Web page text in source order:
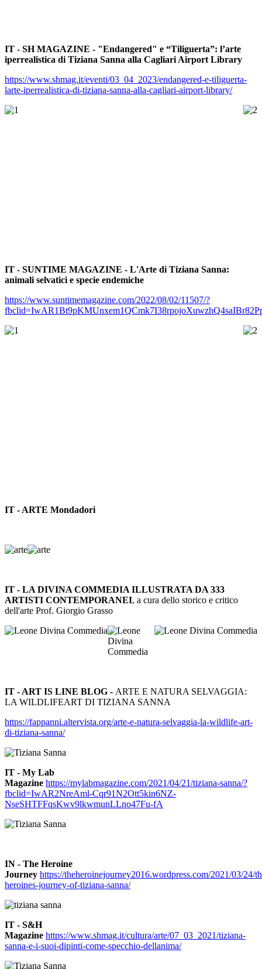
IT - SH MAGAZINE - "Endangered" e “Tiliguerta”: l’arte
iperrealistica di Tiziana Sanna alla Cagliari Airport Library
https://www.shmag.it/eventi/03_04_2023/endangered-e-tiliguerta-
larte-iperrealistica-di-tiziana-sanna-alla-cagliari-airport-library/
IT - SUNTIME MAGAZINE - L'Arte di Tiziana Sanna:
animali selvatici e specie endemiche
https://www.suntimemagazine.com/2022/08/02/11507/?
IT - ARTE Mondadori
IT - LA DIVINA COMMEDIA ILLUSTRATA DA 333
ARTISTI CONTEMPORANEI, a cura dello storico e critico
dell'arte Prof. Giorgio Grasso
IT - ART IS LINE BLOG - ARTE E NATURA SELVAGGIA:
LA WILDLIFEART DI TIZIANA SANNA
https://fappanni.altervista.org/arte-e-natura-selvaggia-la-wildlife-art-
di-tiziana-sanna/
IT - My Lab
Magazine https://mylabmagazine.com/2021/04/21/tiziana-sanna/?
fbclid=IwAR2NreAml-Cqr91N2Ott5kin6NZ-
NseSHTFFqsKwv9lkwmunLLno47Fu-fA
IN - The Heroine
Journey https://theheroinejourney2016.wordpress.com/2021/03/24/
heroines-journey-of-tiziana-sanna/
IT - S&H
Magazine https://www.shmag.it/cultura/arte/07_03_2021/tiziana-
sanna-e-i-suoi-dipinti-come-specchio-dellanima/